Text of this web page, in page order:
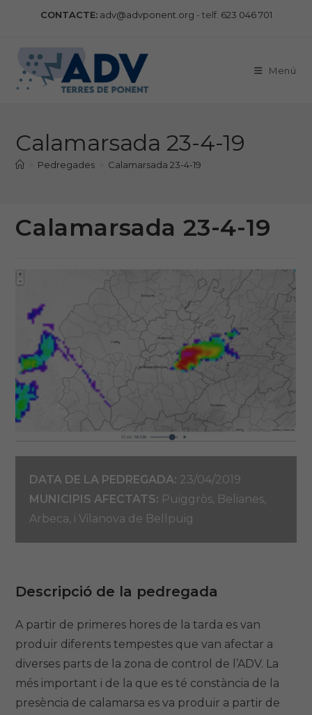
CONTACTE:adv@advponent.org - telf. 623 046 701
Menú
Calamarsada 23-4-19
Pedregades Calamarsada 23-4-19
Calamarsada 23-4-19
DATA DE LA PEDREGADA: 23/04/2019
MUNICIPIS AFECTATS: Puiggròs, Belianes,
Arbeca, i Vilanova de Bellpuig
Descripció de la pedregada
A partir de primeres hores de la tarda es van
produir diferents tempestes que van afectar a
diverses parts de la zona de control de l’ADV. La
més important i de la que es té constància de la
presència de calamarsa es va produir a partir de